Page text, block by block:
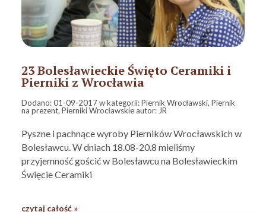
23 Bolesławieckie Święto Ceramiki i
Pierniki z Wrocławia
Dodano:01-09-2017w kategorii:Piernik Wrocławski, Piernik
na prezent, Pierniki Wrocławskie autor: JR
Pyszne i pachnące wyroby Pierników Wrocławskich w
Bolesławcu. W dniach 18.08-20.8 mieliśmy
przyjemność gościć w Bolesławcu na Bolesławieckim
Święcie Ceramiki
czytaj całość »